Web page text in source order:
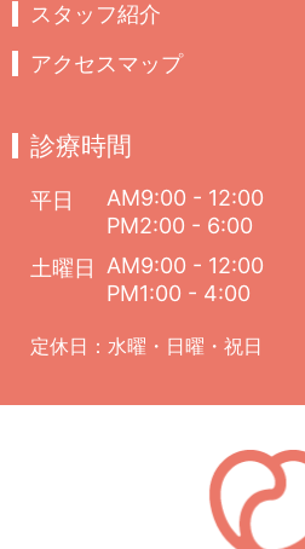
スタッフ紹介
アクセスマップ
診療時間
平日
AM9:00 - 12:00
PM2:00 - 6:00
土曜日
AM9:00 - 12:00
PM1:00 - 4:00
定休日：水曜・日曜・祝日